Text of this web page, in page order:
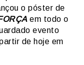
o póster de
em todo o
evento
de hoje em